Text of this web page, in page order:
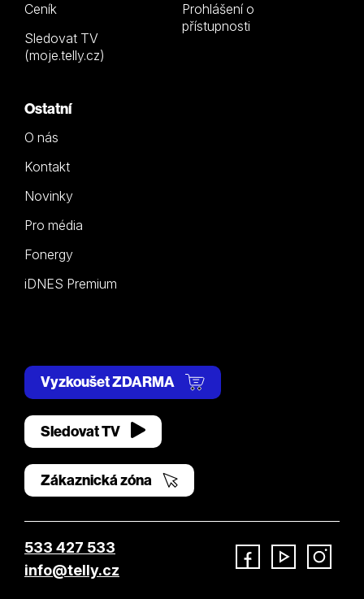
Ceník
Sledovat TV
(moje.telly.cz)
Prohlášení o
přístupnosti
Ostatní
O nás
Kontakt
Novinky
Pro média
Fonergy
iDNES Premium
Vyzkoušet ZDARMA
Sledovat TV
Zákaznická zóna
533 427 533
info@telly.cz